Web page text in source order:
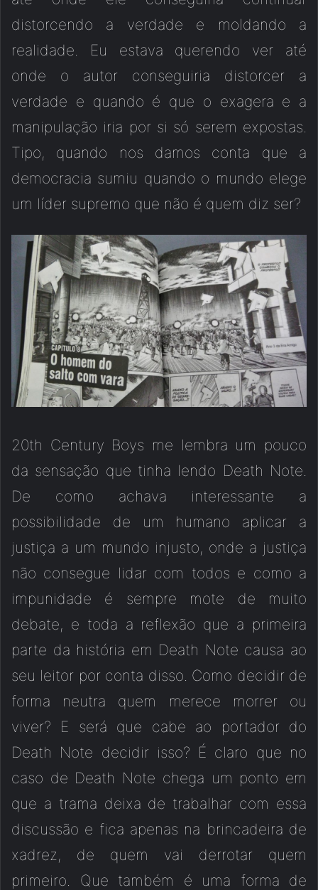
distorcendo a verdade e moldando a
realidade. Eu estava querendo ver até
onde o autor conseguiria distorcer a
verdade e quando é que o exagera e a
manipulação iria por si só serem expostas.
Tipo, quando nos damos conta que a
democracia sumiu quando o mundo elege
um líder supremo que não é quem diz ser?
20th Century Boys me lembra um pouco
da sensação que tinha lendo Death Note.
De como achava interessante a
possibilidade de um humano aplicar a
justiça a um mundo injusto, onde a justiça
não consegue lidar com todos e como a
impunidade é sempre mote de muito
debate, e toda a reflexão que a primeira
parte da história em Death Note causa ao
seu leitor por conta disso. Como decidir de
forma neutra quem merece morrer ou
viver? E será que cabe ao portador do
Death Note decidir isso? É claro que no
caso de Death Note chega um ponto em
que a trama deixa de trabalhar com essa
discussão e fica apenas na brincadeira de
xadrez, de quem vai derrotar quem
primeiro. Que também é uma forma de